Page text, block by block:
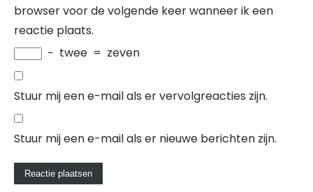
browser voor de volgende keer wanneer ik een
reactie plaats.
− twee = zeven
Stuur mij een e-mail als er vervolgreacties zijn.
Stuur mij een e-mail als er nieuwe berichten zijn.